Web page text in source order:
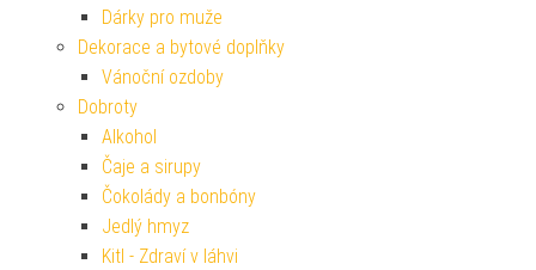
Dárky pro muže
Dekorace a bytové doplňky
Vánoční ozdoby
Dobroty
Alkohol
Čaje a sirupy
Čokolády a bonbóny
Jedlý hmyz
Kitl - Zdraví v láhvi